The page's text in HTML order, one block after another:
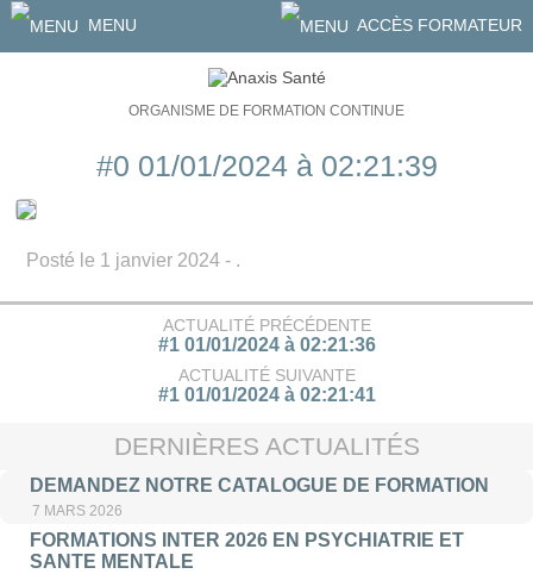
MENU ACCÈS FORMATEUR
ORGANISME DE FORMATION CONTINUE
#0 01/01/2024 à 02:21:39
Posté le 1 janvier 2024 - .
ACTUALITÉ PRÉCÉDENTE
#1 01/01/2024 à 02:21:36
ACTUALITÉ SUIVANTE
#1 01/01/2024 à 02:21:41
DERNIÈRES ACTUALITÉS
DEMANDEZ NOTRE CATALOGUE DE FORMATION
7 MARS 2026
FORMATIONS INTER 2026 EN PSYCHIATRIE ET
SANTE MENTALE